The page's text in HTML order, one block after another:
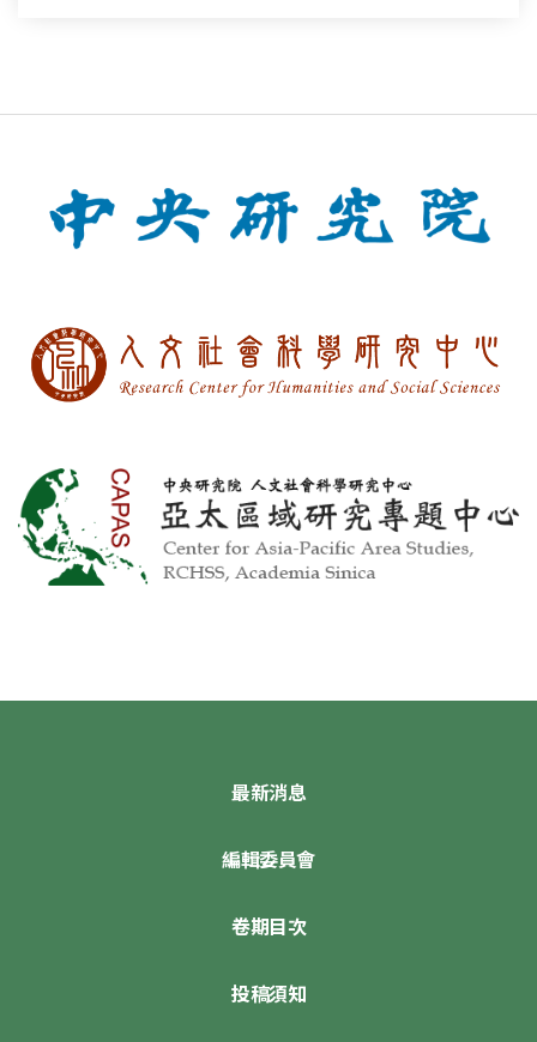
最新消息
編輯委員會
卷期目次
投稿須知